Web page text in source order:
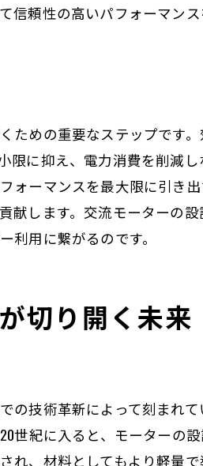
の統合による新たな可能性
すモーターの未来像
導入とモーターの関係
ギー利用を支えるモーター技
代に向けたモーターの進化
現する交流モーターの役割
ー市場におけるモーターの機
えるエネルギー革命
未来社会の構築
向けたモーターの挑戦
る交流モーターの役割
現に向けたモーターの可能性
頼性の高いパフォーマン
めの重要なステップです
に抑え、電力消費を削減
ーマンスを最大限に引き
します。交流モーターの
用に繋がるのです。
切り開く未来
技術革新によって刻まれ
世紀に入ると、モーターの
、材料としてもより軽量